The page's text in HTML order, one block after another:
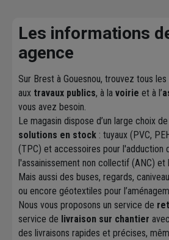
Les informations
agence
Sur Brest à Gouesnou, trouvez tous
aux travaux publics, à la voirie et à l’
vous avez besoin.
Le magasin dispose d’un large choix de
solutions en stock : tuyaux (PVC,
(TPC) et accessoires pour l'adduction
l'assainissement non collectif (ANC) et
Mais aussi des buses, regards,
ou encore géotextiles pour
Nous vous proposons un service de
service de livraison sur chantier
des livraisons rapides et précises,